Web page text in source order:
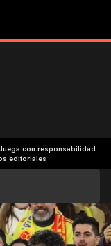
| Juega con responsabilidad
editoriales